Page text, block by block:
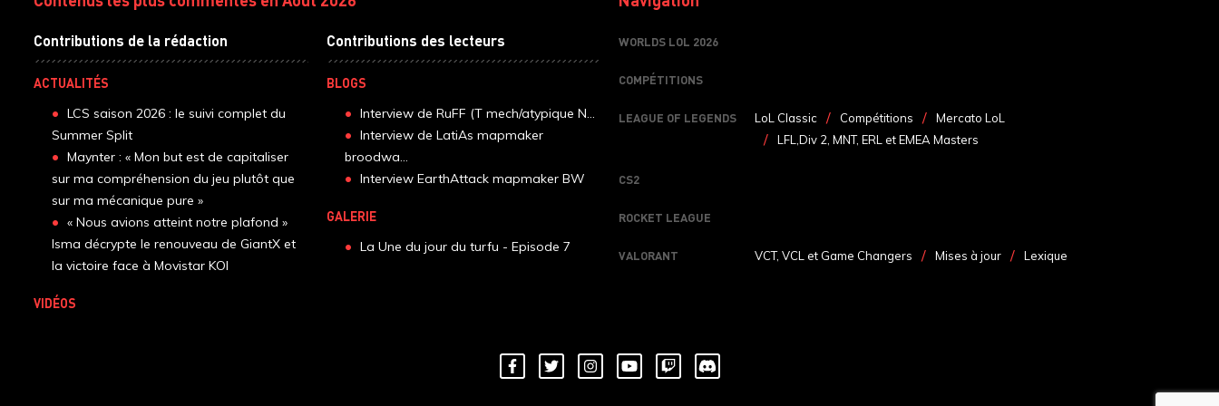
Contributions de la rédaction
ACTUALITÉS
LCS saison 2026 : le suivi complet du
Summer Split
Maynter : « Mon but est de capitaliser
sur ma compréhension du jeu plutôt que
sur ma mécanique pure »
« Nous avions atteint notre plafond »
Isma décrypte le renouveau de GiantX et
la victoire face à Movistar KOI
VIDÉOS
Contributions des lecteurs
BLOGS
Interview de RuFF (T mech/atypique N...
Interview de LatiAs mapmaker
broodwa...
Interview EarthAttack mapmaker BW
GALERIE
La Une du jour du turfu - Episode 7
WORLDS LOL 2026
COMPÉTITIONS
LEAGUE OF LEGENDS LoL Classic Compétitions
Mercato LoL
LFL,Div 2, MNT, ERL et EMEA Masters
CS2
ROCKET LEAGUE
VALORANT VCT, VCL et Game Changers Mises à jour Lexique